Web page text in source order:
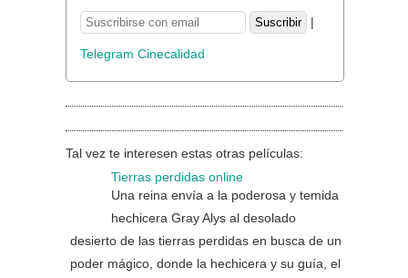
|
Telegram Cinecalidad
Tal vez te interesen estas otras películas:
Tierras perdidas online
Una reina envía a la poderosa y temida
hechicera Gray Alys al desolado
desierto de las tierras perdidas en busca de un
poder mágico, donde la hechicera y su guía, el